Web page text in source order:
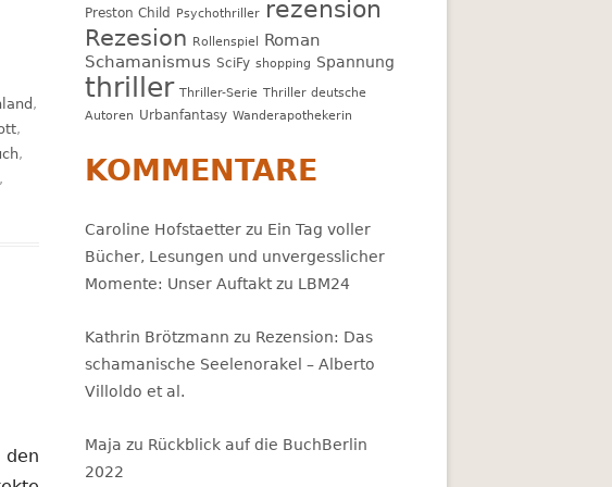
,
,
,
,
des Olymp – Der Sohn des Neptun – Rick Riordan
verschwundene Halbgott – Rick Riordan
den
Preston Child
Psychothriller rezension
Rezesion
Rollenspiel
Roman
Schamanismus SciFy shopping Spannung
thriller Thriller-Serie Thriller deutsche
Autoren Urbanfantasy Wanderapothekerin
KOMMENTARE
Caroline Hofstaetter zu Ein Tag voller
Bücher, Lesungen und unvergesslicher
Momente: Unser Auftakt zu LBM24
Kathrin Brötzmann zu Rezension: Das
schamanische Seelenorakel – Alberto
Villoldo et al.
Maja zu Rückblick auf die BuchBerlin
2022